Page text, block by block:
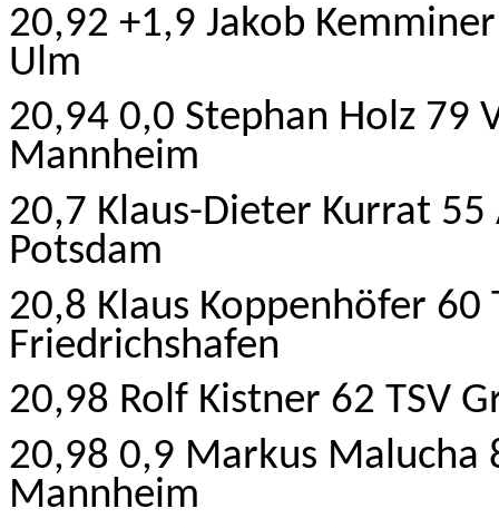
20,92 +1,9 Jakob
Ulm
20,94 0,0 Stephan Holz 79
Mannheim
20,7 Klaus-Dieter Kurrat
Potsdam
20,8 Klaus Koppenhöfer
Friedrichshafen
20,98 Rolf Kistner 62 TSV
20,98 0,9 Markus Malucha
Mannheim